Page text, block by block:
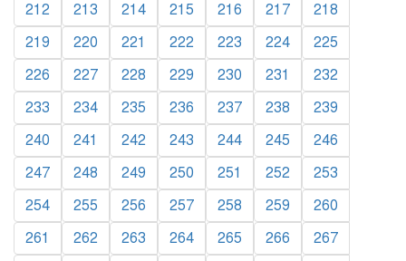
212
213 214 215 216 217
218
219
220 221 222 223 224
225
226
227 228 229 230 231
232
233
234 235 236 237 238
239
240
241 242 243 244 245
246
247
248 249 250 251 252
253
254
255 256 257 258 259
260
261
262 263 264 265 266
267